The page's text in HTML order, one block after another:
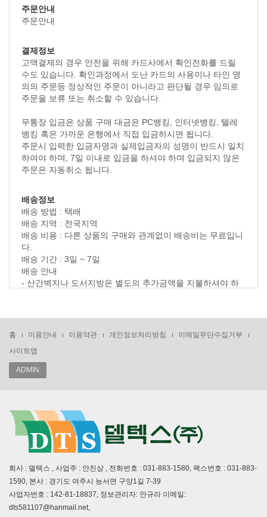
주문안내
주문안내
결제정보
고액결제의 경우 안전을 위해 카드사에서 확인전화를 드릴
수도 있습니다. 확인과정에서 도난 카드의 사용이나 타인 명
의의 주문등 정상적인 주문이 아니라고 판단될 경우 임의로
주문을 보류 또는 취소할 수 있습니다.
무통장 입금은 상품 구매 대금은 PC뱅킹, 인터넷뱅킹, 텔레
뱅킹 혹은 가까운 은행에서 직접 입금하시면 됩니다.
주문시 입력한 입금자명과 실제입금자의 성명이 반드시 일치
하여야 하며, 7일 이내로 입금을 하셔야 하며 입금되지 않은
주문은 자동취소 됩니다.
배송정보
배송 방법 : 택배
배송 지역 : 전국지역
배송 비용 : 다른 상품의 구매와 관계없이 배송비는 무료입니
다.
배송 기간 : 3일 ~ 7일
배송 안내
- 산간벽지나 도서지방은 별도의 추가금액을 지불하셔야 하
다만, 상품종류에 따라서 상품의 배송이 다소 지연될 수 있습
니다.
교환/반품 정보
교환 및 반품이 가능한 경우
- 공급받으신 상품 및 용역의 내용이 표시.광고 내용과
다르거나 다르게 이행된 경우에는 공급받은 날로부터 3월이
내, 그사실을 알게 된 날로부터 30일이내
교환 및 반품이 불가능한 경우
- 고객님의 책임 있는 사유로 상품등이 멸실 또는 훼손된 경
우. 단, 상품의 내용을 확인하기 위하여
포장 등을 훼손한 경우는 제외
홈 이용안내 이용약관 개인정보처리방침
이메일무단수집거부
사이트맵
ADMIN
회사 : 델텍스 , 사업주 : 안진상 , 전화번호 : 031-883-1580, 팩스번호 : 031-883-
1590, 본사 : 경기도 여주시 능서면 구양1길 7-39
사업자번호 : 142-81-18837, 정보관리자: 안규라 이메일:
dts581107@hanmail.net,